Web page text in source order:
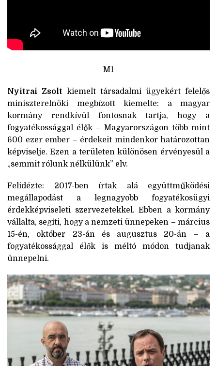
M1
Nyitrai Zsolt kiemelt társadalmi ügyekért felelős
miniszterelnöki megbízott kiemelte: a magyar
kormány rendkívül fontosnak tartja, hogy a
fogyatékossággal élők – Magyarországon több mint
600 ezer ember – érdekeit mindenkor határozottan
képviselje. Ezen a területen különösen érvényesül a
„semmit rólunk nélkülünk” elv.
Felidézte: 2017-ben írtak alá együttműködési
megállapodást a legnagyobb fogyatékosügyi
érdekképviseleti szervezetekkel. Ebben a kormány
vállalta, segíti, hogy a nemzeti ünnepeken – március
15-én, október 23-án és augusztus 20-án – a
fogyatékossággal élők is méltó módon tudjanak
ünnepelni.